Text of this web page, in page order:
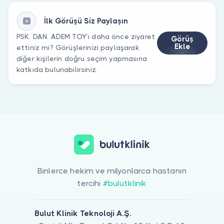
İlk Görüşü Siz Paylaşın
PSK. DAN. ADEM TOY’ı daha önce ziyaret
ettiniz mi? Görüşlerinizi paylaşarak
diğer kişilerin doğru seçim yapmasına
katkıda bulunabilirsiniz.
Görüş
Ekle
Binlerce hekim ve milyonlarca hastanın
tercihi #bulutklinik
Bulut Klinik Teknoloji A.Ş.